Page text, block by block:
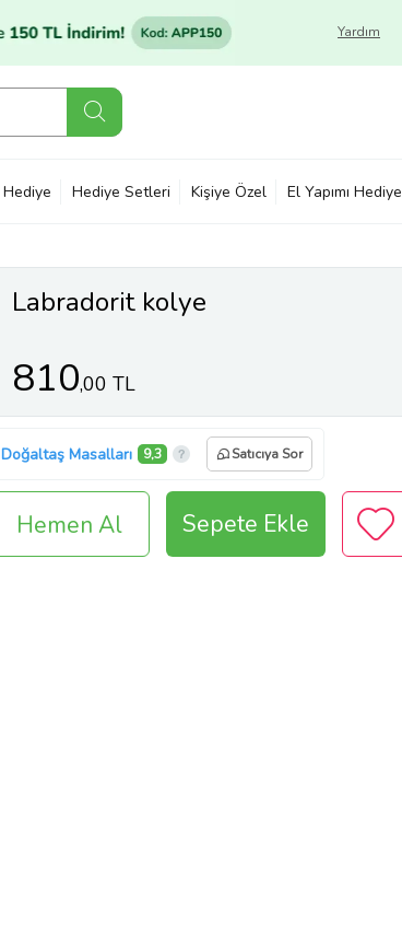
Yardım
Hediye Hediye Setleri Kişiye Özel El Yapımı Hediye
Labradorit kolye
810,00 TL
Doğaltaş Masalları 9,3 Satıcıya Sor
Hemen Al Sepete Ekle